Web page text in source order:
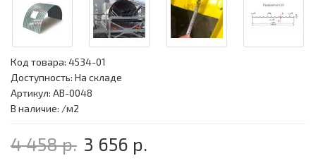
Код товара: 4534-01
Доступность: На складе
Артикул: АВ-0048
В наличие: /м2
4 458 р. 3 656 р.